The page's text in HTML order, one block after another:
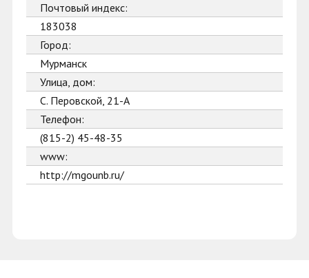
Почтовый индекс:
183038
Город:
Мурманск
Улица, дом:
С. Перовской, 21-А
Телефон:
(815-2) 45-48-35
www:
http://mgounb.ru/